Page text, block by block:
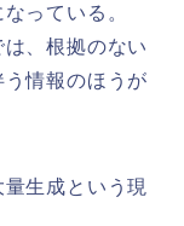
っている。
、根拠のない
情報のほうが
生成という現